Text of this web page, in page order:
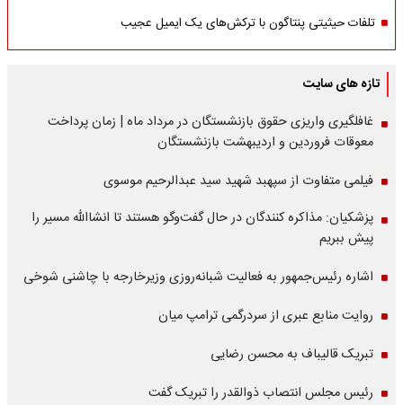
تلفات حیثیتی پنتاگون با ترکش‌های یک ایمیل عجیب
تازه های سایت
غافلگیری واریزی حقوق بازنشستگان در مرداد ماه | زمان پرداخت
معوقات فروردین و اردیبهشت بازنشستگان
فیلمی متفاوت از سپهبد شهید سید عبدالرحیم موسوی
پزشکیان: مذاکره کنندگان در حال گفت‌وگو هستند تا انشاالله مسیر را
پیش ببریم
اشاره‌ رئیس‌جمهور به فعالیت شبانه‌روزی وزیر‌خارجه با چاشنی شوخی
روایت منابع عبری از سردرگمی ترامپ میان
تبریک قالیباف به محسن رضایی
رئیس مجلس انتصاب ذوالقدر را تبریک گفت